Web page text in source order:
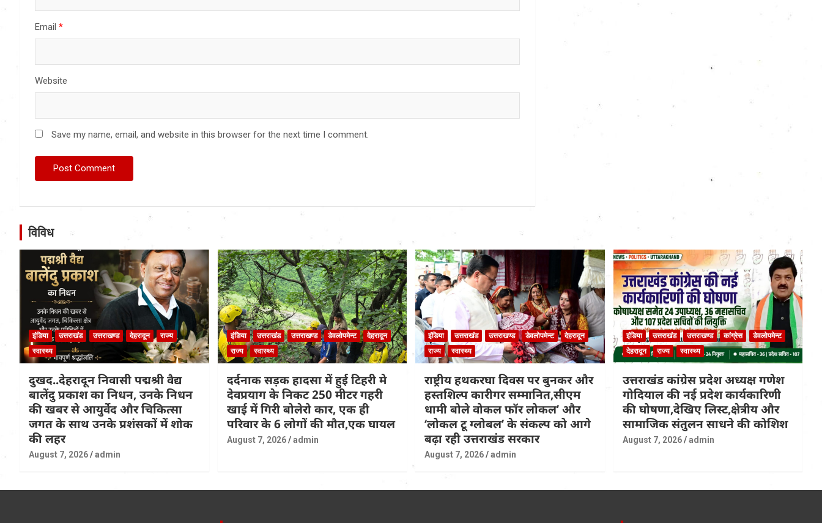
Email *
Website
Save my name, email, and website in this browser for the next time I comment.
विविध
इंडिया उत्तराखंड उत्तराखण्ड देहरादून
राज्य
स्वास्थ्य
दुखद..देहरादून निवासी पद्मश्री वैद्य
बालेंदु प्रकाश का निधन, उनके निधन
की खबर से आयुर्वेद और चिकित्सा
जगत के साथ उनके प्रशंसकों में शोक
की लहर
August 7, 2026 admin
इंडिया उत्तराखंड उत्तराखण्ड डेवलोपमेन्ट
देहरादून
राज्य
स्वास्थ्य
दर्दनाक सड़क हादसा में हुई टिहरी मे
देवप्रयाग के निकट 250 मीटर गहरी
खाई में गिरी बोलेरो कार, एक ही
परिवार के 6 लोगों की मौत,एक घायल
August 7, 2026 admin
इंडिया उत्तराखंड उत्तराखण्ड डेवलोपमेन्ट
देहरादून
राज्य
स्वास्थ्य
राष्ट्रीय हथकरघा दिवस पर बुनकर और
हस्तशिल्प कारीगर सम्मानित,सीएम
धामी बोले वोकल फॉर लोकल’ और
‘लोकल टू ग्लोबल’ के संकल्प को आगे
बढ़ा रही उत्तराखंड सरकार
August 7, 2026 admin
इंडिया उत्तराखंड उत्तराखण्ड कांग्रेस
डेवलोपमेन्ट
देहरादून
राज्य स्वास्थ्य
उत्तराखंड कांग्रेस प्रदेश अध्यक्ष गणेश
गोदियाल की नई प्रदेश कार्यकारिणी
की घोषणा,देखिए लिस्ट,क्षेत्रीय और
सामाजिक संतुलन साधने की कोशिश
August 7, 2026 admin